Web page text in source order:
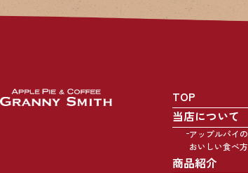
TOP
当店について
アップルパイの
おいしい食べ方
商品紹介